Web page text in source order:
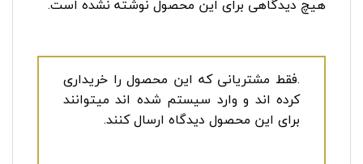
هیچ دیدگاهی برای این محصول نوشته نشده است.
.فقط مشتریانی که این محصول را خریداری
کرده اند و وارد سیستم شده اند میتوانند
برای این محصول دیدگاه ارسال کنند.